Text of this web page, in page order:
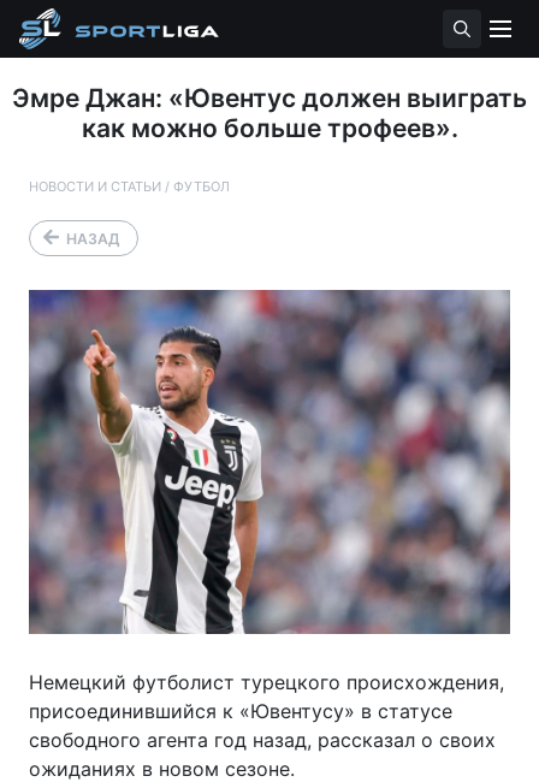
Эмре Джан: «Ювентус должен выиграть
как можно больше трофеев».
НОВОСТИ И СТАТЬИ / ФУТБОЛ
НАЗАД
Немецкий футболист турецкого происхождения,
присоединившийся к «Ювентусу» в статусе
свободного агента год назад, рассказал о своих
ожиданиях в новом сезоне.